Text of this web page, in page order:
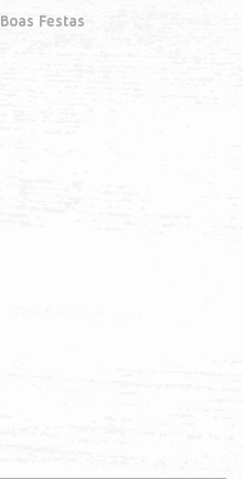
Boas Festas